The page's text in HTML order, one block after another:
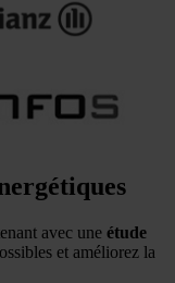
avec une étude
et améliorez la